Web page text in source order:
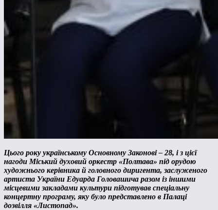
Цього року українському Основному Законові – 28, і з цієї
нагоди Міський духовий оркестр «Полтава» під орудою
художнього керівника й головного диригента, заслуженого
артиста України Едуарда Головашича разом із іншими
місцевими закладами культури підготував спеціальну
концертну програму, яку було представлено в Палаці
дозвілля «Листопад».